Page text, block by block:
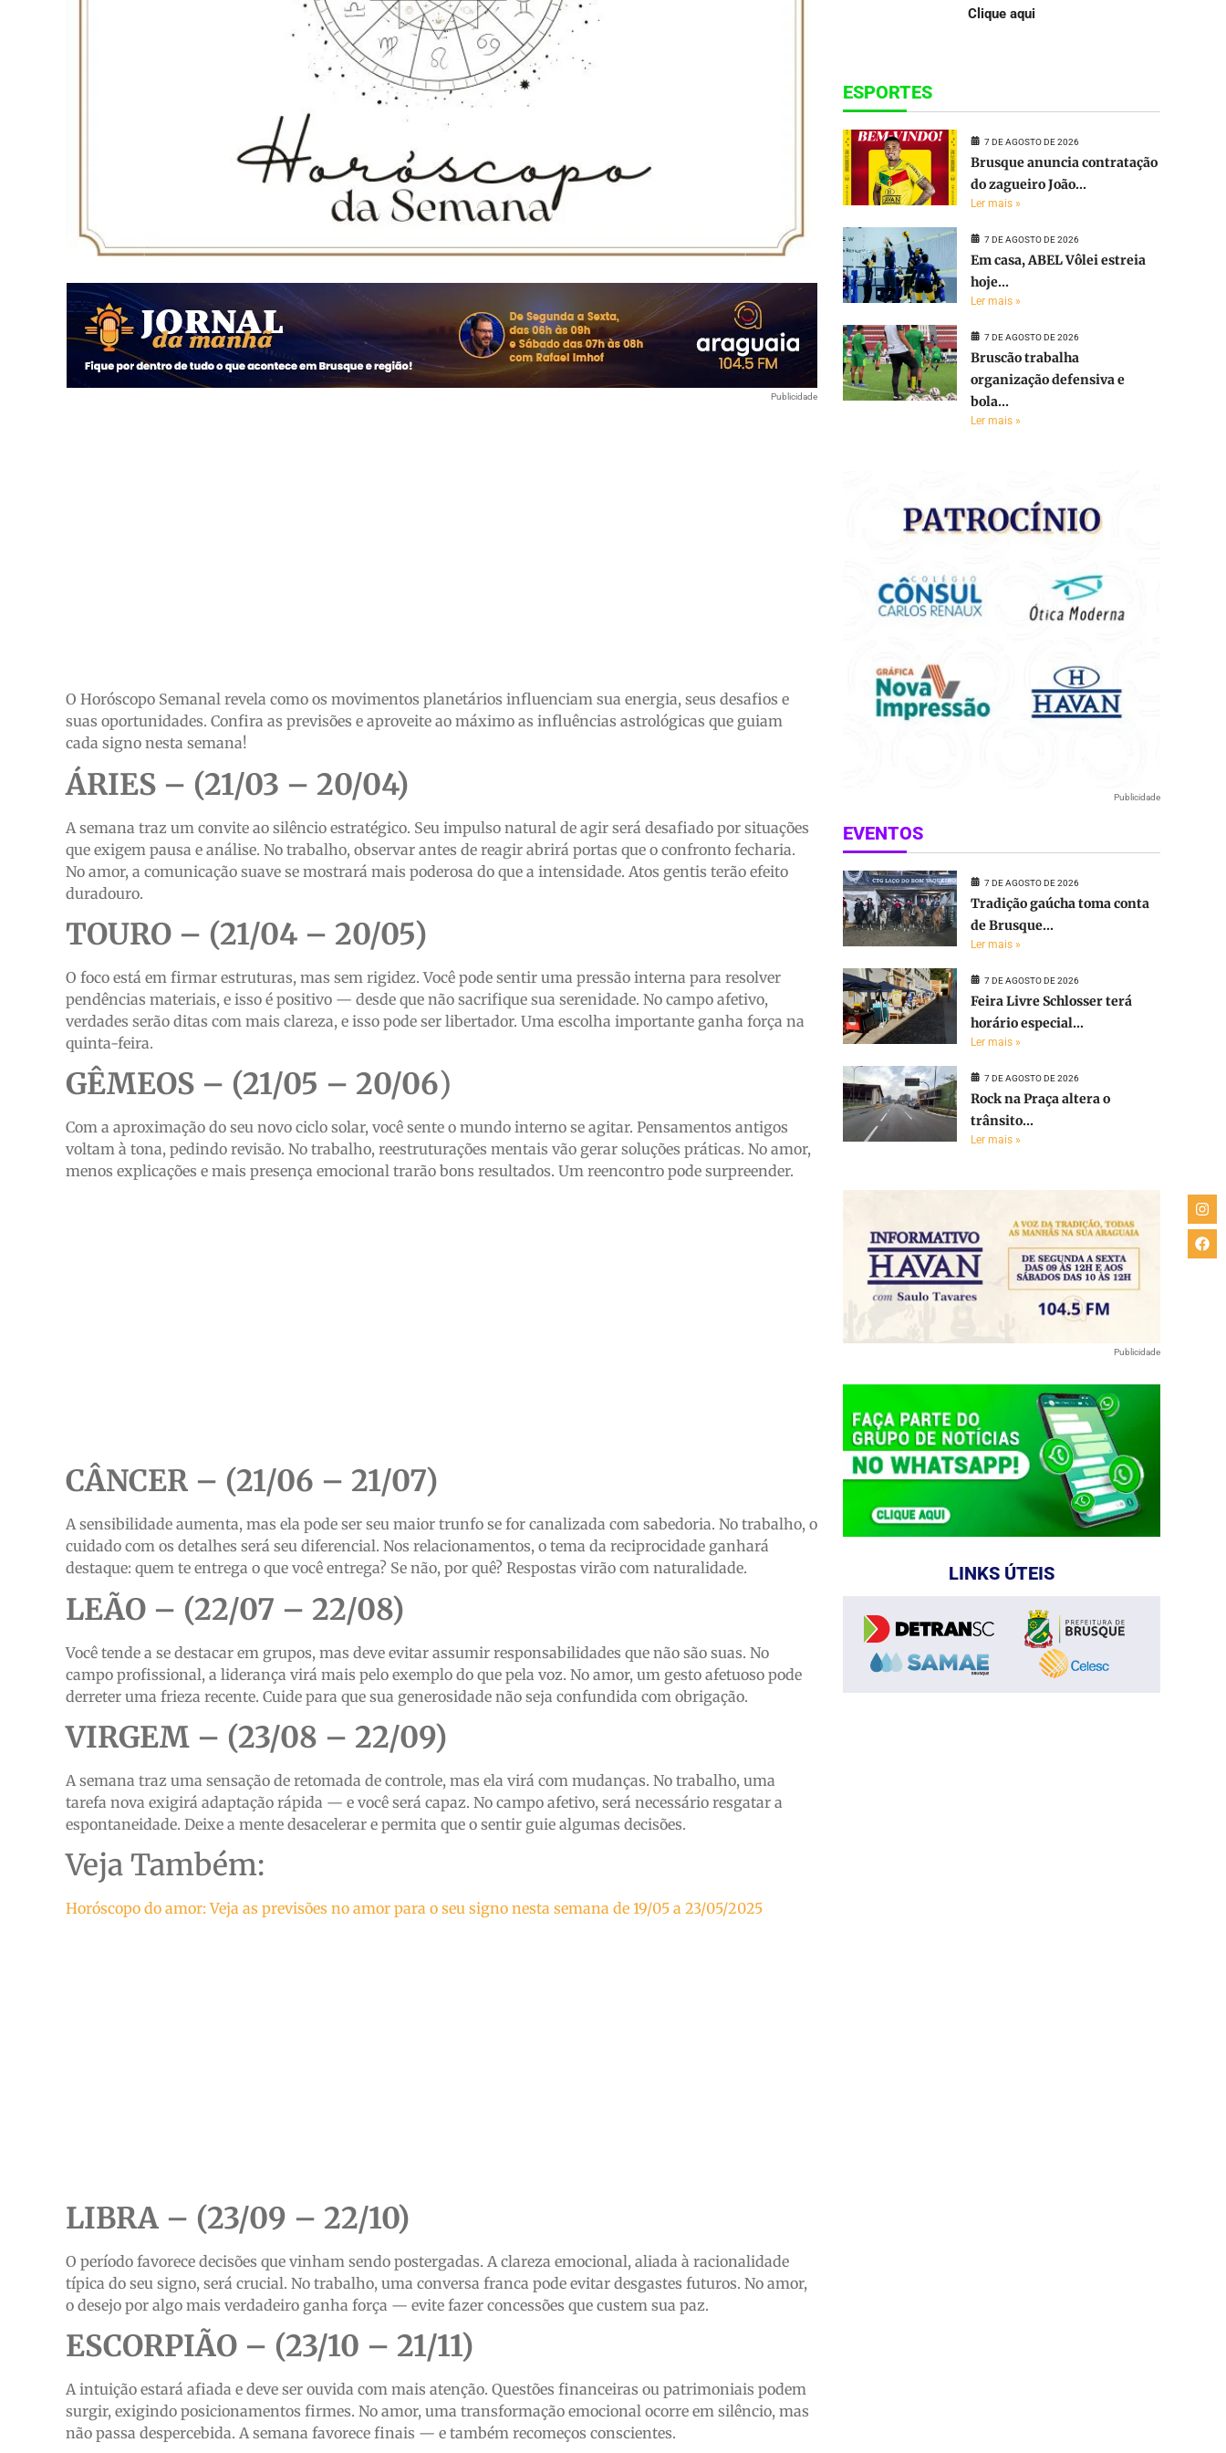
Publicidade
O Horóscopo Semanal revela como os movimentos planetários influenciam sua energia, seus desafios e
suas oportunidades. Confira as previsões e aproveite ao máximo as influências astrológicas que guiam
cada signo nesta semana!
ÁRIES – (21/03 – 20/04)
A semana traz um convite ao silêncio estratégico. Seu impulso natural de agir será desafiado por situações
que exigem pausa e análise. No trabalho, observar antes de reagir abrirá portas que o confronto fecharia.
No amor, a comunicação suave se mostrará mais poderosa do que a intensidade. Atos gentis terão efeito
duradouro.
TOURO – (21/04 – 20/05)
O foco está em firmar estruturas, mas sem rigidez. Você pode sentir uma pressão interna para resolver
pendências materiais, e isso é positivo — desde que não sacrifique sua serenidade. No campo afetivo,
verdades serão ditas com mais clareza, e isso pode ser libertador. Uma escolha importante ganha força na
quinta-feira.
GÊMEOS – (21/05 – 20/06)
Com a aproximação do seu novo ciclo solar, você sente o mundo interno se agitar. Pensamentos antigos
voltam à tona, pedindo revisão. No trabalho, reestruturações mentais vão gerar soluções práticas. No amor,
menos explicações e mais presença emocional trarão bons resultados. Um reencontro pode surpreender.
CÂNCER – (21/06 – 21/07)
A sensibilidade aumenta, mas ela pode ser seu maior trunfo se for canalizada com sabedoria. No trabalho, o
cuidado com os detalhes será seu diferencial. Nos relacionamentos, o tema da reciprocidade ganhará
destaque: quem te entrega o que você entrega? Se não, por quê? Respostas virão com naturalidade.
LEÃO – (22/07 – 22/08)
Você tende a se destacar em grupos, mas deve evitar assumir responsabilidades que não são suas. No
campo profissional, a liderança virá mais pelo exemplo do que pela voz. No amor, um gesto afetuoso pode
derreter uma frieza recente. Cuide para que sua generosidade não seja confundida com obrigação.
VIRGEM – (23/08 – 22/09)
A semana traz uma sensação de retomada de controle, mas ela virá com mudanças. No trabalho, uma
tarefa nova exigirá adaptação rápida — e você será capaz. No campo afetivo, será necessário resgatar a
espontaneidade. Deixe a mente desacelerar e permita que o sentir guie algumas decisões.
Veja Também:
Horóscopo do amor: Veja as previsões no amor para o seu signo nesta semana de 19/05 a 23/05/2025
LIBRA – (23/09 – 22/10)
O período favorece decisões que vinham sendo postergadas. A clareza emocional, aliada à racionalidade
típica do seu signo, será crucial. No trabalho, uma conversa franca pode evitar desgastes futuros. No amor,
o desejo por algo mais verdadeiro ganha força — evite fazer concessões que custem sua paz.
ESCORPIÃO – (23/10 – 21/11)
A intuição estará afiada e deve ser ouvida com mais atenção. Questões financeiras ou patrimoniais podem
surgir, exigindo posicionamentos firmes. No amor, uma transformação emocional ocorre em silêncio, mas
não passa despercebida. A semana favorece finais — e também recomeços conscientes.
Clique aqui
ESPORTES
7 DE AGOSTO DE 2026
Brusque anuncia contratação
do zagueiro João...
Ler mais »
7 DE AGOSTO DE 2026
Em casa, ABEL Vôlei estreia
hoje...
Ler mais »
7 DE AGOSTO DE 2026
Bruscão trabalha
organização defensiva e
bola...
Ler mais »
Publicidade
EVENTOS
7 DE AGOSTO DE 2026
Tradição gaúcha toma conta
de Brusque...
Ler mais »
7 DE AGOSTO DE 2026
Feira Livre Schlosser terá
horário especial...
Ler mais »
7 DE AGOSTO DE 2026
Rock na Praça altera o
trânsito...
Ler mais »
Publicidade
LINKS ÚTEIS